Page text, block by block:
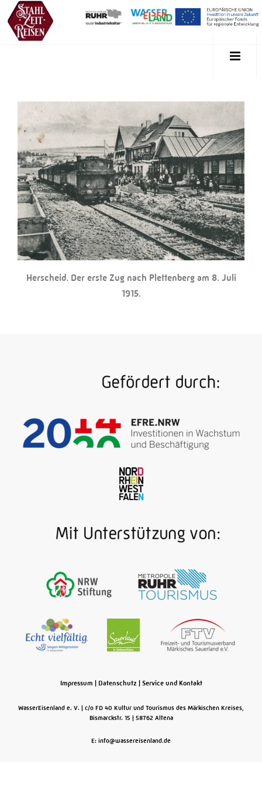
Herscheid. Der erste Zug nach Plettenberg am 8. Juli
1915.
Impressum Datenschutz Service und Kontakt
WasserEisenland e. V.
c/o FD 40 Kultur und Tourismus des Märkischen Kreises,
Bismarckstr. 15
58762 Altena
E: info@wassereisenland.de